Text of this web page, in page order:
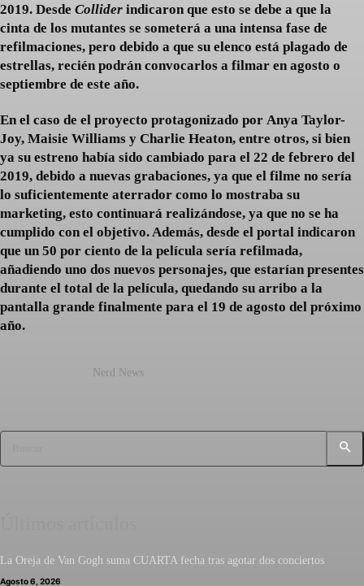
2019. Desde Collider indicaron que esto se debe a que la
cinta de los mutantes se someterá a una intensa fase de
refilmaciones, pero debido a que su elenco está plagado de
estrellas, recién podrán convocarlos a filmar en agosto o
septiembre de este año.
En el caso de el proyecto protagonizado por Anya Taylor-
Joy, Maisie Williams y Charlie Heaton, entre otros, si bien
ya su estreno había sido cambiado para el 22 de febrero del
2019, debido a nuevas grabaciones, ya que el filme no sería
lo suficientemente aterrador como lo mostraba su
marketing, esto continuará realizándose, ya que no se ha
cumplido con el objetivo. Además, desde el portal indicaron
que un 50 por ciento de la película sería refilmada,
añadiendo uno dos nuevos personajes, que estarían presentes
durante el total de la película, quedando su arribo a la
pantalla grande finalmente para el 19 de agosto del próximo
año.
Nerd News
La Oreja de Van Gogh suma CUARTA fecha tras agotar dos conciertos
Agosto 6, 2026